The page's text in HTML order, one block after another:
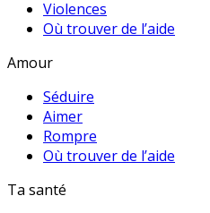
Violences
Où trouver de l’aide
Amour
Séduire
Aimer
Rompre
Où trouver de l’aide
Ta santé